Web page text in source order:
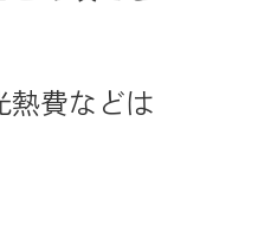
熱費などは